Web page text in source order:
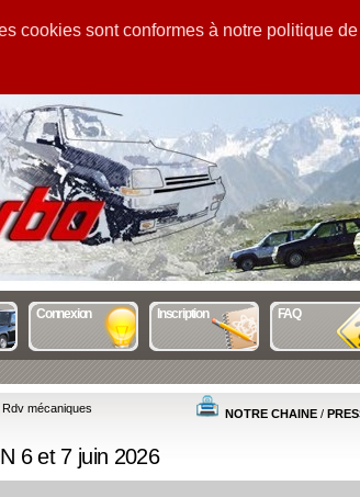
cookies sont conformes à notre politique
Connexion Inscription FAQ
mécaniques NOTRE CHAINE /
6 et 7 juin 2026